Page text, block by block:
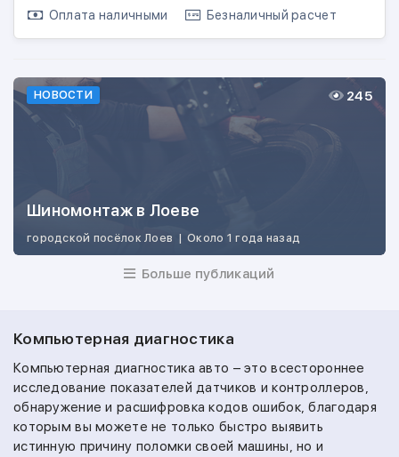
Оплата наличными
Безналичный расчет
НОВОСТИ
Шиномонтаж в Лоеве
городской посёлок Лоев | Около 1 года назад
245
Больше публикаций
Компьютерная диагностика
Компьютерная диагностика авто – это всестороннее
исследование показателей датчиков и контроллеров,
обнаружение и расшифровка кодов ошибок, благодаря
которым вы можете не только быстро выявить
истинную причину поломки своей машины, но и